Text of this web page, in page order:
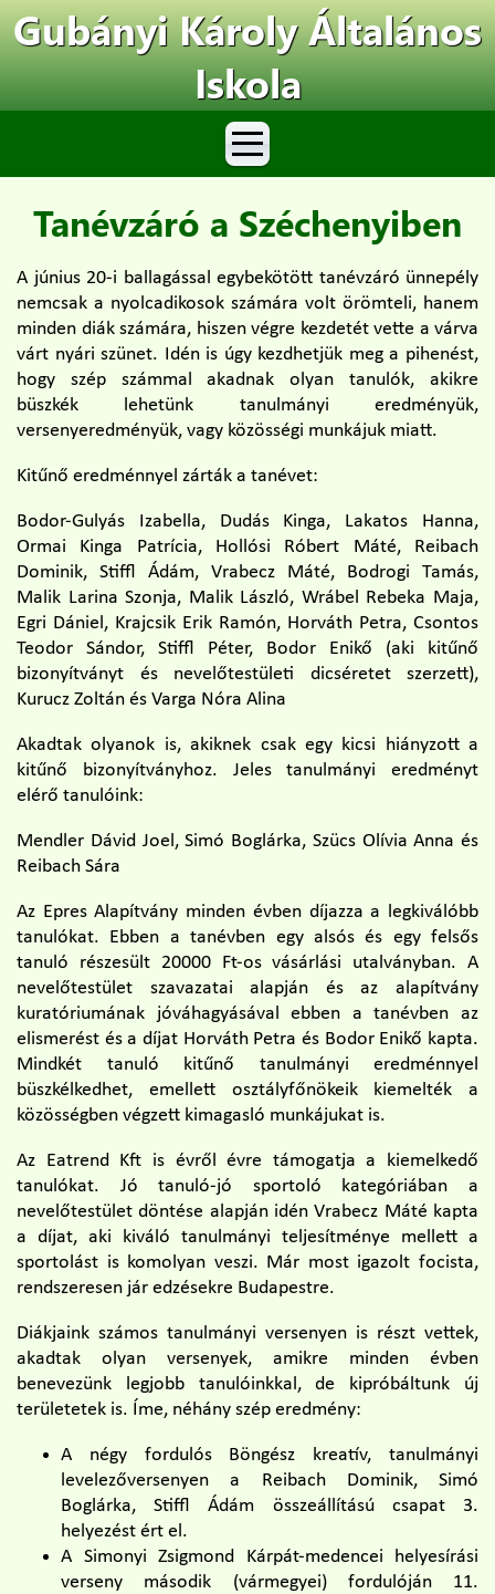
Gubányi Károly Általános
Iskola
Tanévzáró a Széchenyiben
A június 20-i ballagással egybekötött tanévzáró ünnepély
nemcsak a nyolcadikosok számára volt örömteli, hanem
minden diák számára, hiszen végre kezdetét vette a várva
várt nyári szünet. Idén is úgy kezdhetjük meg a pihenést,
hogy szép számmal akadnak olyan tanulók, akikre
büszkék lehetünk tanulmányi eredményük,
versenyeredményük, vagy közösségi munkájuk miatt.
Kitűnő eredménnyel zárták a tanévet:
Bodor-Gulyás Izabella, Dudás Kinga, Lakatos Hanna,
Ormai Kinga Patrícia, Hollósi Róbert Máté, Reibach
Dominik, Stiffl Ádám, Vrabecz Máté, Bodrogi Tamás,
Malik Larina Szonja, Malik László, Wrábel Rebeka Maja,
Egri Dániel, Krajcsik Erik Ramón, Horváth Petra, Csontos
Teodor Sándor, Stiffl Péter, Bodor Enikő (aki kitűnő
bizonyítványt és nevelőtestületi dicséretet szerzett),
Kurucz Zoltán és Varga Nóra Alina
Akadtak olyanok is, akiknek csak egy kicsi hiányzott a
kitűnő bizonyítványhoz. Jeles tanulmányi eredményt
elérő tanulóink:
Mendler Dávid Joel, Simó Boglárka, Szücs Olívia Anna és
Reibach Sára
Az Epres Alapítvány minden évben díjazza a legkiválóbb
tanulókat. Ebben a tanévben egy alsós és egy felsős
tanuló részesült 20000 Ft-os vásárlási utalványban. A
nevelőtestület szavazatai alapján és az alapítvány
kuratóriumának jóváhagyásával ebben a tanévben az
elismerést és a díjat Horváth Petra és Bodor Enikő kapta.
Mindkét tanuló kitűnő tanulmányi eredménnyel
büszkélkedhet, emellett osztályfőnökeik kiemelték a
közösségben végzett kimagasló munkájukat is.
Az Eatrend Kft is évről évre támogatja a kiemelkedő
tanulókat. Jó tanuló-jó sportoló kategóriában a
nevelőtestület döntése alapján idén Vrabecz Máté kapta
a díjat, aki kiváló tanulmányi teljesítménye mellett a
sportolást is komolyan veszi. Már most igazolt focista,
rendszeresen jár edzésekre Budapestre.
Diákjaink számos tanulmányi versenyen is részt vettek,
akadtak olyan versenyek, amikre minden évben
benevezünk legjobb tanulóinkkal, de kipróbáltunk új
területetek is. Íme, néhány szép eredmény:
A négy fordulós Böngész kreatív, tanulmányi
levelezőversenyen a Reibach Dominik, Simó
Boglárka, Stiffl Ádám összeállítású csapat 3.
helyezést ért el.
A Simonyi Zsigmond Kárpát-medencei helyesírási
verseny második (vármegyei) fordulóján 11.